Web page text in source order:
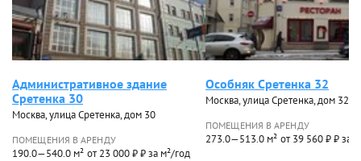
Административное здание
Сретенка 30
Москва, улица Сретенка, дом 30
ПОМЕЩЕНИЯ В АРЕНДУ
190.0—540.0 м² от 23 000 ₽ ₽ за м²/год
Особняк Сретенка 32
Москва, улица Сретенка, дом 32
ПОМЕЩЕНИЯ В АРЕНДУ
273.0—513.0 м² от 39 560 ₽ ₽ за